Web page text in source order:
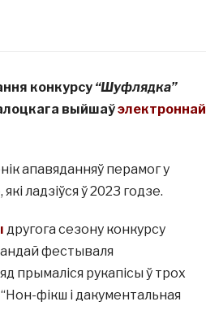
конкурсу “Шуфлядка”
выйшаўэлектроннай
апавяданняў перамог у
ладзіўся ў 2023 годзе.
другога сезону конкурсу
фестываля
прымаліся рукапісы ў трох
“Нон-фікш і дакументальная